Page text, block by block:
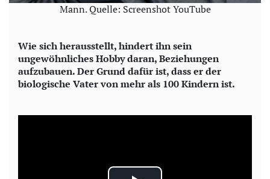
Mann. Quelle: Screenshot YouTube
Wie sich herausstellt, hindert ihn sein
ungewöhnliches Hobby daran, Beziehungen
aufzubauen. Der Grund dafür ist, dass er der
biologische Vater von mehr als 100 Kindern ist.